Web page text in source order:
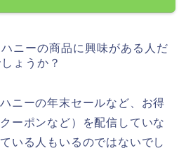
ニーの商品に興味がある人だ
ょうか？
ニーの年末セールなど、お得
ーポンなど）を配信していな
いる人もいるのではないでし